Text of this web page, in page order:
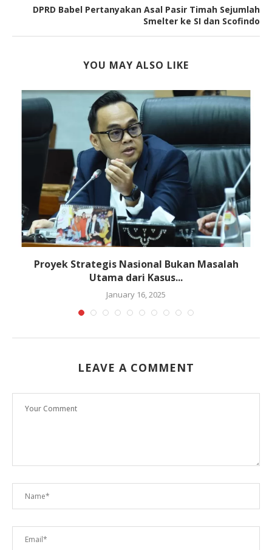
DPRD Babel Pertanyakan Asal Pasir Timah Sejumlah
Smelter ke SI dan Scofindo
YOU MAY ALSO LIKE
Proyek Strategis Nasional Bukan Masalah
Utama dari Kasus...
January 16, 2025
LEAVE A COMMENT